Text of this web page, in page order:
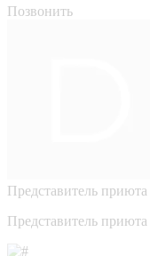
Позвонить
Представитель приюта
Представитель приюта